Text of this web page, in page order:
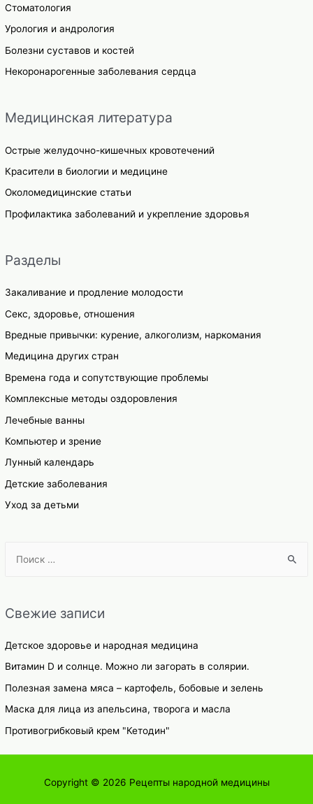
Стоматология
Урология и андрология
Болезни суставов и костей
Некоронарогенные заболевания сердца
Медицинская литература
Острые желудочно-кишечных кровотечений
Красители в биологии и медицине
Околомедицинские статьи
Профилактика заболеваний и укрепление здоровья
Разделы
Закаливание и продление молодости
Секс, здоровье, отношения
Вредные привычки: курение, алкоголизм, наркомания
Медицина других стран
Времена года и сопутствующие проблемы
Комплексные методы оздоровления
Лечебные ванны
Компьютер и зрение
Лунный календарь
Детские заболевания
Уход за детьми
r
h
f
o
Свежие записи
Детское здоровье и народная медицина
Витамин D и солнце. Можно ли загорать в солярии.
Полезная замена мяса – картофель, бобовые и зелень
Маска для лица из апельсина, творога и масла
Противогрибковый крем "Кетодин"
Copyright © 2026 Рецепты народной медицины